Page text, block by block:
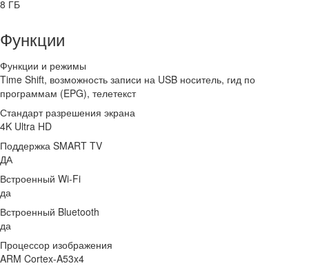
8 ГБ
Функции
Функции и режимы
Time Shift, возможность записи на USB носитель, гид по
программам (EPG), телетекст
Стандарт разрешения экрана
4K Ultra HD
Поддержка SMART TV
ДА
Встроенный Wi-Fi
да
Встроенный Bluetooth
да
Процессор изображения
ARM Cortex-A53x4